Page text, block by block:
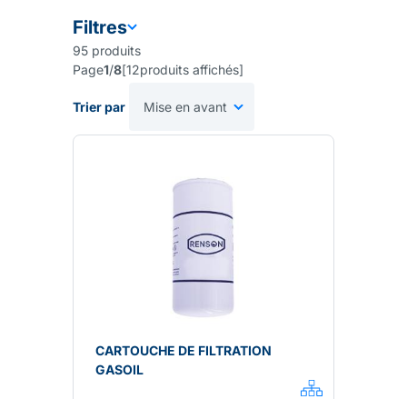
Filtres
95 produits
Page1/8[12produits affichés]
Trier par
CARTOUCHE DE FILTRATION
GASOIL